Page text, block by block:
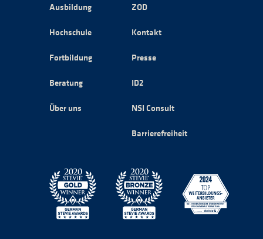
Ausbildung
Hochschule
Fortbildung
Beratung
Über uns
ZOD
Kontakt
Presse
ID2
NSI Consult
Barrierefreiheit